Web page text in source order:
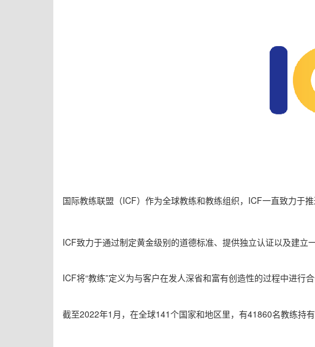
国际教练联盟（ICF）作为全球教练和教练组织，ICF一直致力于
ICF致力于通过制定黄金级别的道德标准、提供独立认证以及建立
ICF将“教练”定义为与客户在发人深省和富有创造性的过程中进行
截至2022年1月，在全球141个国家和地区里，有41860名教练